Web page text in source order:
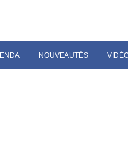
NOUVEAUTÉS